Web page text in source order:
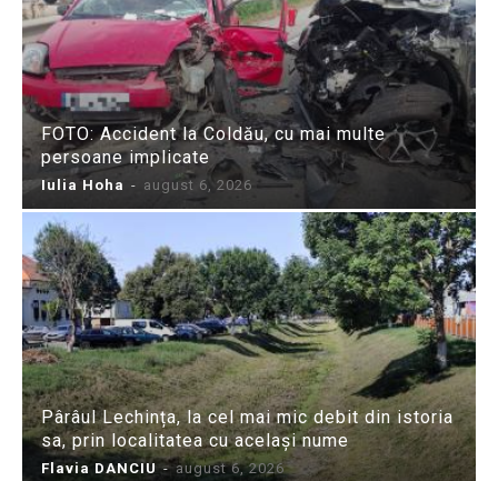
FOTO: Accident la Coldău, cu mai multe
persoane implicate
Iulia Hoha - august 6, 2026
Pârâul Lechința, la cel mai mic debit din istoria
sa, prin localitatea cu același nume
Flavia DANCIU - august 6, 2026